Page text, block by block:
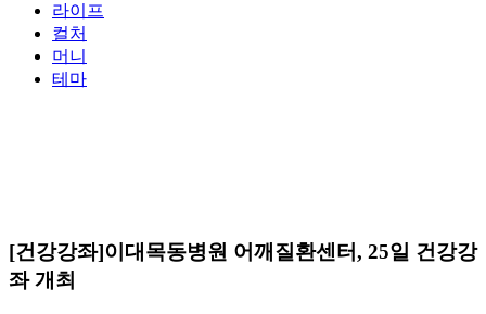
라이프
컬처
머니
테마
[건강강좌]이대목동병원 어깨질환센터, 25일 건강강
좌 개최